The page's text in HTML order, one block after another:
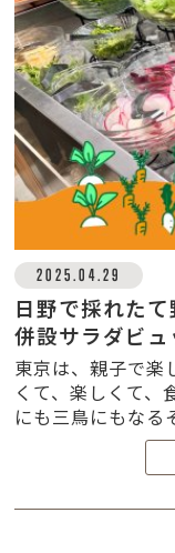
2025.04.29
日野で採れた
併設サラダビュ
東京は、親子で楽
くて、楽しくて、
にも三鳥にもなる